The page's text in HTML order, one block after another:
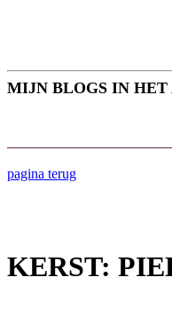
MIJN BLOGS IN HET
pagina terug
KERST: